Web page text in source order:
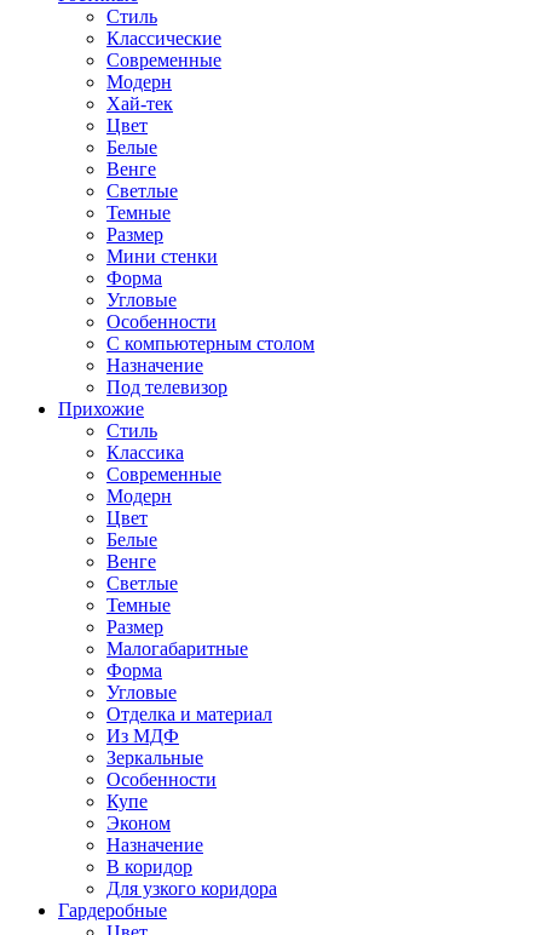
Стиль
Классические
Современные
Модерн
Хай-тек
Цвет
Белые
Венге
Светлые
Темные
Размер
Мини стенки
Форма
Угловые
Особенности
С компьютерным столом
Назначение
Под телевизор
Прихожие
Стиль
Классика
Современные
Модерн
Цвет
Белые
Венге
Светлые
Темные
Размер
Малогабаритные
Форма
Угловые
Отделка и материал
Из МДФ
Зеркальные
Особенности
Купе
Эконом
Назначение
В коридор
Для узкого коридора
Гардеробные